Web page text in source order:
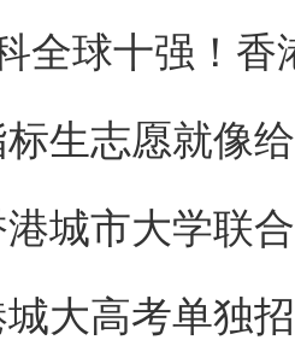
全球十强！香
生志愿就像
港城市大学联
大高考单独